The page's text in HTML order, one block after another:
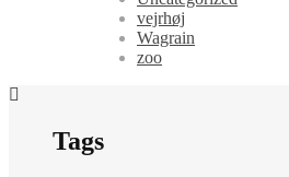
vejrhøj
Wagrain
zoo
Tags